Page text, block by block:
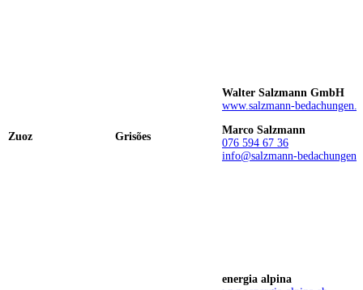
Zuoz Grisões
Walter Salzmann GmbH
www.salzmann-
Marco Salzmann
076 594 67 36
info@salzmann-
energia alpina